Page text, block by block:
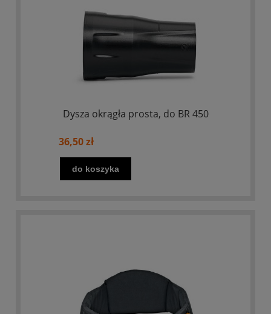
Dysza okrągła prosta, do BR 450
36,50 zł
do koszyka